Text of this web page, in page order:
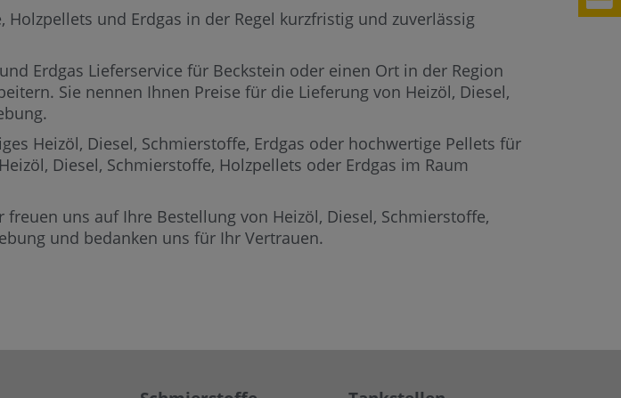
und Erdgas in der Regel kurzfristig und zuverlässig
Erdgas Lieferservice für Beckstein oder einen Ort in der Region
Sie nennen Ihnen Preise für die Lieferung von Heizöl, Diesel,
Heizöl, Diesel, Schmierstoffe, Erdgas oder hochwertige Pellets für
Diesel, Schmierstoffe, Holzpellets oder Erdgas im Raum
uns auf Ihre Bestellung von Heizöl, Diesel, Schmierstoffe,
und bedanken uns für Ihr Vertrauen.